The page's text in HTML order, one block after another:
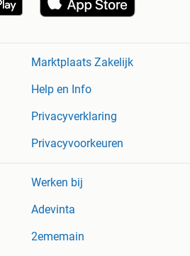
Marktplaats Zakelijk
Help en Info
Privacyverklaring
Privacyvoorkeuren
Werken bij
Adevinta
2ememain